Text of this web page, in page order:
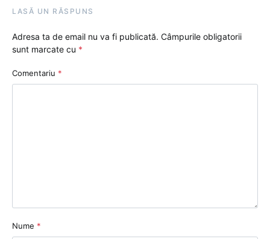
LASĂ UN RĂSPUNS
Adresa ta de email nu va fi publicată. Câmpurile obligatorii
sunt marcate cu *
Comentariu *
Nume *